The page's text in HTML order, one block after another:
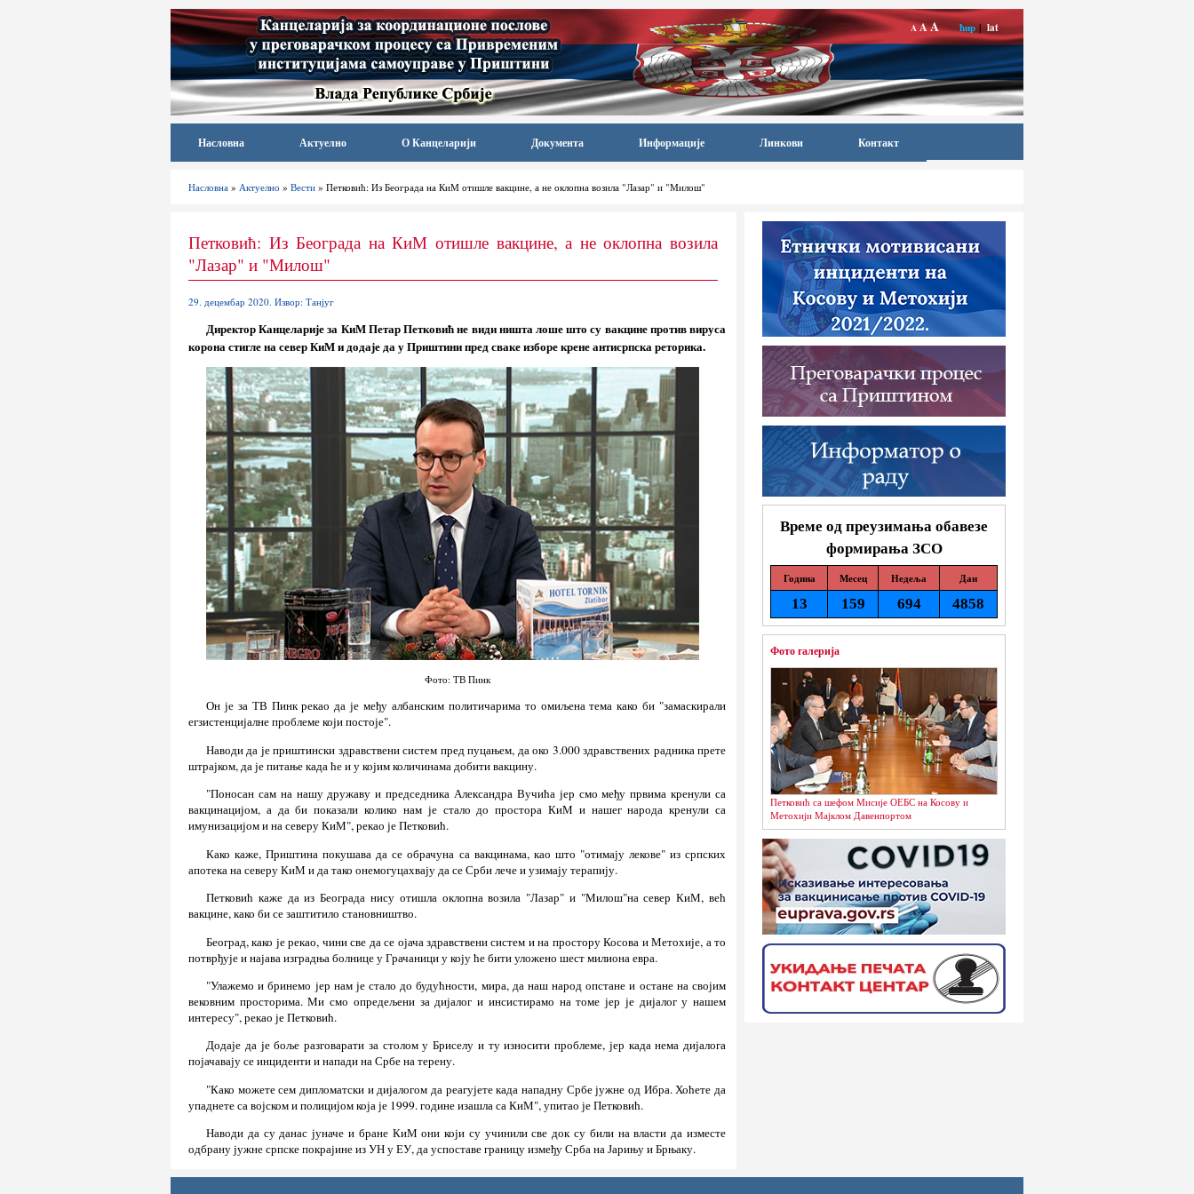
A AA ћир|lat
Насловна Актуелно О Канцеларији Документа Информације Линкови Контакт
Насловна » Актуелно » Вести » Петковић: Из Београда на КиМ отишле вакцине, а не оклопна возила "Лазар" и "Милош"
Време од преузимања обавезе
формирања ЗСО
Година Месец Недеља Дан
13 159 694 4858
Фото галерија
Петковић са шефом Мисије ОЕБС на Косову и
Метохији Мајклом Давенпортом
Петковић: Из Београда на КиМ отишле вакцине, а не оклопна возила
"Лазар" и "Милош"
29. децембар 2020. Извор: Танјуг
Директор Канцеларије за КиМ Петар Петковић не види ништа лоше што су вакцине против вируса
корона стигле на север КиМ и додаје да у Приштини пред сваке изборе крене антисрпска реторика.
Фото: ТВ Пинк
Он је за ТВ Пинк рекао да је међу албанским политичарима то омиљена тема како би "замаскирали
егзистенцијалне проблеме који постоје".
Наводи да је приштински здравствени систем пред пуцањем, да око 3.000 здравствених радника прете
штрајком, да је питање када ће и у којим количинама добити вакцину.
"Поносан сам на нашу дружаву и председника Александра Вучића јер смо међу првима кренули са
вакцинацијом, а да би показали колико нам је стало до простора КиМ и нашег народа кренули са
имунизацијом и на северу КиМ", рекао је Петковић.
Како каже, Приштина покушава да се обрачуна са вакцинама, као што "отимају лекове" из српских
апотека на северу КиМ и да тако онемогуцахвају да се Срби лече и узимају терапију.
Петковић каже да из Београда нису отишла оклопна возила "Лазар" и "Милош"на север КиМ, већ
вакцине, како би се заштитило становништво.
Београд, како је рекао, чини све да се ојача здравствени систем и на простору Косова и Метохије, а то
потврђује и најава изградња болнице у Грачаници у коју ће бити уложено шест милиона евра.
"Улажемо и бринемо јер нам је стало до будућности, мира, да наш народ опстане и остане на својим
вековним просторима. Ми смо опредељени за дијалог и инсистирамо на томе јер је дијалог у нашем
интересу", рекао је Петковић.
Додаје да је боље разговарати за столом у Бриселу и ту износити проблеме, јер када нема дијалога
појачавају се инциденти и напади на Србе на терену.
"Како можете сем дипломатски и дијалогом да реагујете када нападну Србе јужне од Ибра. Хоћете да
упаднете са војском и полицијом која је 1999. године изашла са КиМ", упитао је Петковић.
Наводи да су данас јуначе и бране КиМ они који су учинили све док су били на власти да изместе
одбрану јужне српске покрајине из УН у ЕУ, да успоставе границу између Срба на Јарињу и Брњаку.